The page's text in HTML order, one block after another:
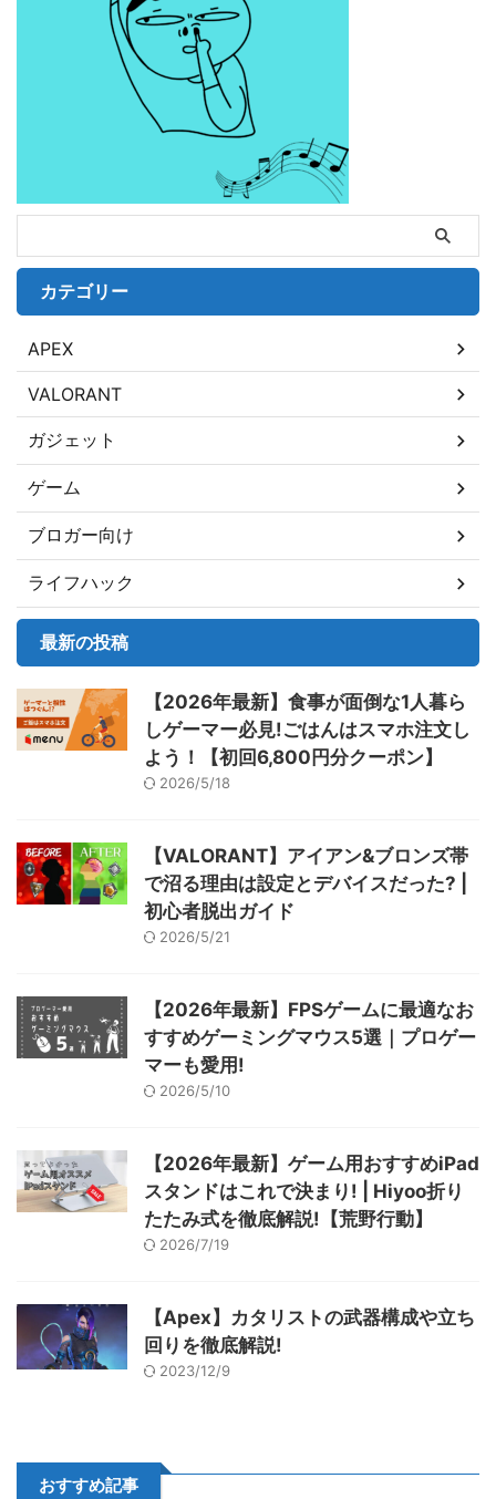
カテゴリー
APEX
VALORANT
ガジェット
ゲーム
ブロガー向け
ライフハック
最新の投稿
【2026年最新】食事が面倒な1人暮ら
しゲーマー必見!ごはんはスマホ注文し
よう！【初回6,800円分クーポン】
2026/5/18
【VALORANT】アイアン&ブロンズ帯
で沼る理由は設定とデバイスだった? |
初心者脱出ガイド
2026/5/21
【2026年最新】FPSゲームに最適なお
すすめゲーミングマウス5選｜プロゲー
マーも愛用!
2026/5/10
【2026年最新】ゲーム用おすすめiPad
スタンドはこれで決まり! | Hiyoo折り
たたみ式を徹底解説!【荒野行動】
2026/7/19
【Apex】カタリストの武器構成や立ち
回りを徹底解説!
2023/12/9
おすすめ記事